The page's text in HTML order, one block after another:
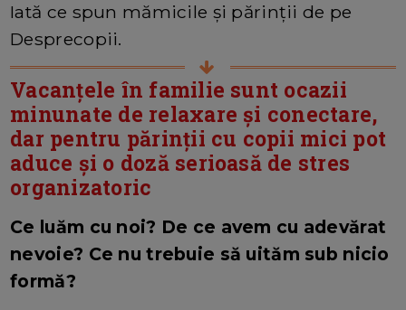
Iată ce spun mămicile și părinții de pe
Desprecopii.
Vacanțele în familie sunt ocazii
minunate de relaxare și conectare,
dar pentru părinții cu copii mici pot
aduce și o doză serioasă de stres
organizatoric
Ce luăm cu noi? De ce avem cu adevărat
nevoie? Ce nu trebuie să uităm sub nicio
formă?